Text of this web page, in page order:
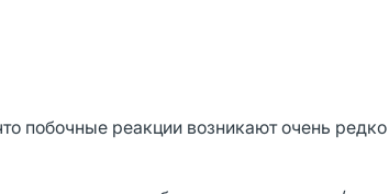
побочные реакции возникают очень редко